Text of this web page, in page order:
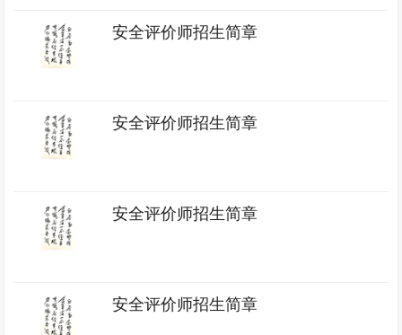
安全评价师招生简章
安全评价师招生简章
安全评价师招生简章
安全评价师招生简章